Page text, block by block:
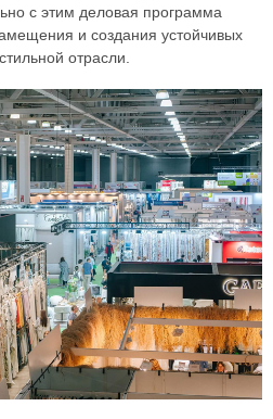
с этим деловая программа
и создания устойчивых
отрасли.